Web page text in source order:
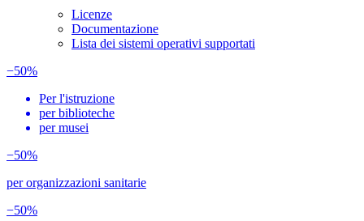
Licenze
Documentazione
Lista dei sistemi operativi supportati
−50%
Per l'istruzione
per biblioteche
per musei
−50%
per organizzazioni sanitarie
−50%